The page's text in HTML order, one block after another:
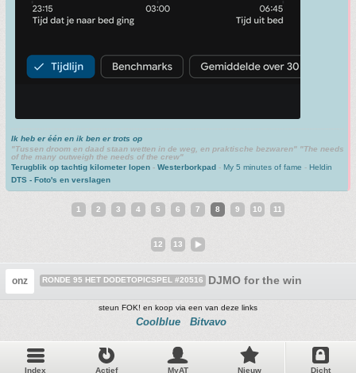
Ik heb er één en ik ben er trots op
"Tussen droom en daad staan wetten in de weg, en praktische bezwaren" "The needs
of the many outweigh the needs of the crew"
Terugblik op tachtig kilometer lopen - Westerborkpad - My 5 minutes of fame - Heldin
DTS - Foto's en verslagen
1 2 3 4 5 6 7 8 9 10 11
12 13
onz RONDE 95 HET DODETOPICSPEL #20516 DJMO for the win
steun FOK! en koop via een van deze links
Coolblue Bitvavo
Index Actief MyAT Nieuw Dicht